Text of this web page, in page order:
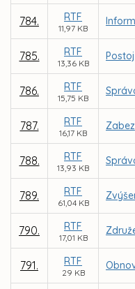
784. RTF
11,97 KB
785. RTF
13,36 KB
786. RTF
15,75 KB
787. RTF
16,17 KB
788. RTF
13,93 KB
789. RTF
61,04 KB
790. RTF
17,01 KB
791. RTF
29 KB